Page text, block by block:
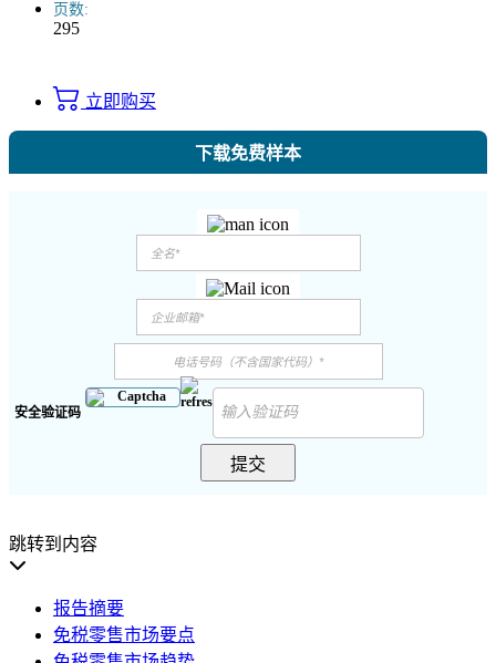
页数:
295
立即购买
下载免费样本
安全验证码
提交
跳转到内容
报告摘要
免税零售市场要点